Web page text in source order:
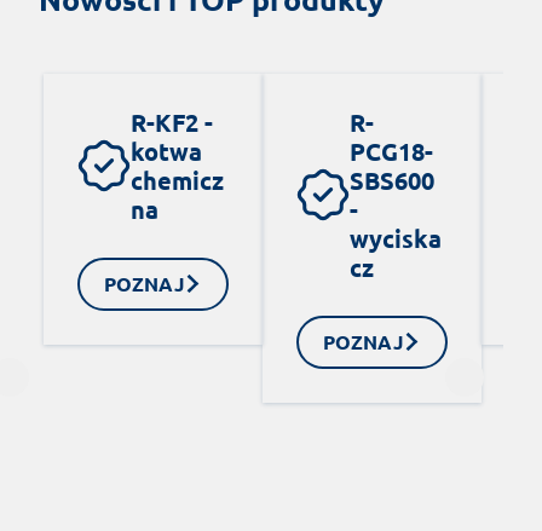
R-KF2 -
kotwa
chemicz
na
POZNAJ
R-
PCG18-
SBS600
-
wyciska
cz
POZNAJ